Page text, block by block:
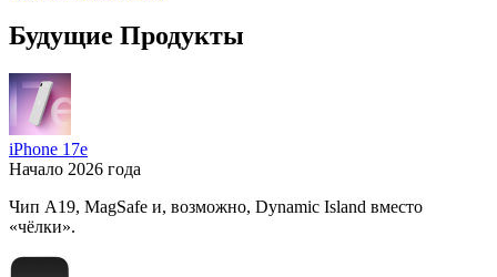
Будущие Продукты
iPhone 17e
Начало 2026 года
Чип A19, MagSafe и, возможно, Dynamic Island вместо
«чёлки».